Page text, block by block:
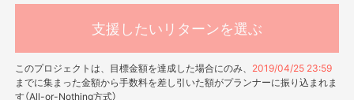
支援したいリターンを選ぶ
このプロジェクトは、目標金額を達成した場合にのみ、 2019/04/25 23:59
までに集まった金額から手数料を差し引いた額がプランナーに振り込まれま
す（All-or-Nothing方式）